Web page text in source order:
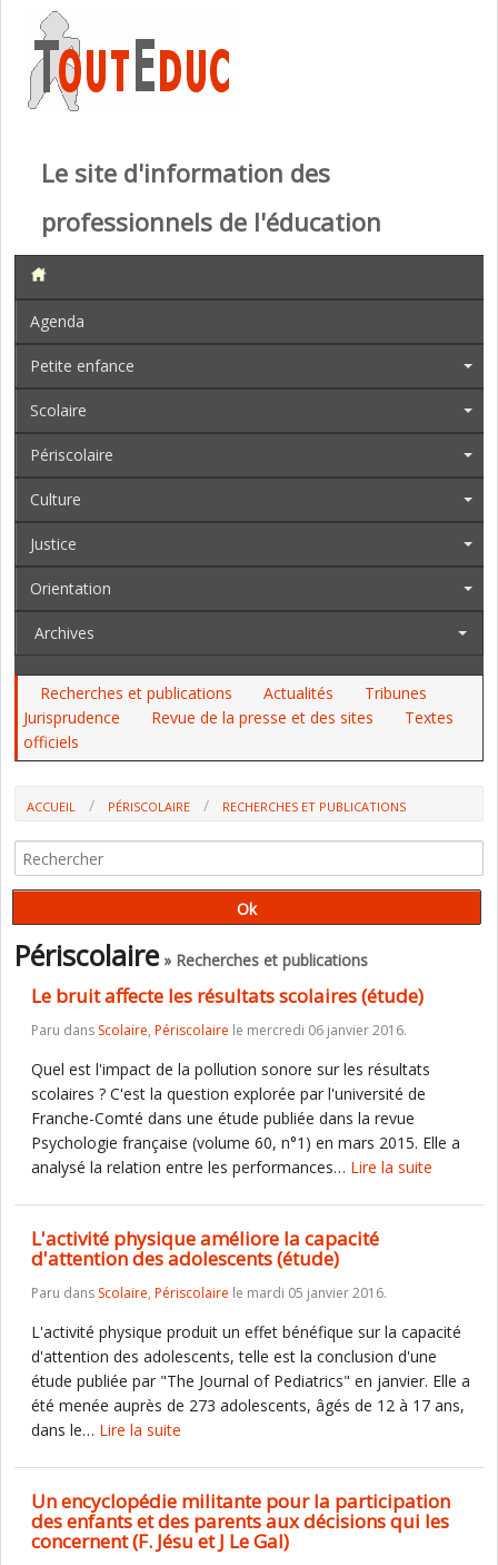
Le site d'information des
professionnels de l'éducation
Agenda
Petite enfance
Scolaire
Périscolaire
Culture
Justice
Orientation
Archives
Recherches et publications Actualités
Tribunes
Jurisprudence
Revue de la presse et des sites
Textes
officiels
ACCUEIL PÉRISCOLAIRE RECHERCHES ET PUBLICATIONS
Périscolaire» Recherches et publications
Le bruit affecte les résultats scolaires (étude)
Paru dans Scolaire, Périscolaire le mercredi 06 janvier 2016.
Quel est l'impact de la pollution sonore sur les résultats
scolaires ? C'est la question explorée par l'université de
Franche-Comté dans une étude publiée dans la revue
Psychologie française (volume 60, n°1) en mars 2015. Elle a
analysé la relation entre les performances… Lire la suite
L'activité physique améliore la capacité
d'attention des adolescents (étude)
Paru dans Scolaire, Périscolaire le mardi 05 janvier 2016.
L'activité physique produit un effet bénéfique sur la capacité
d'attention des adolescents, telle est la conclusion d'une
étude publiée par "The Journal of Pediatrics" en janvier. Elle a
été menée auprès de 273 adolescents, âgés de 12 à 17 ans,
dans le… Lire la suite
Un encyclopédie militante pour la participation
des enfants et des parents aux décisions qui les
concernent (F. Jésu et J Le Gal)